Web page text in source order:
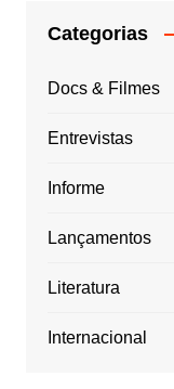
Categorias
Docs & Filmes
Entrevistas
Informe
Lançamentos
Literatura
Internacional